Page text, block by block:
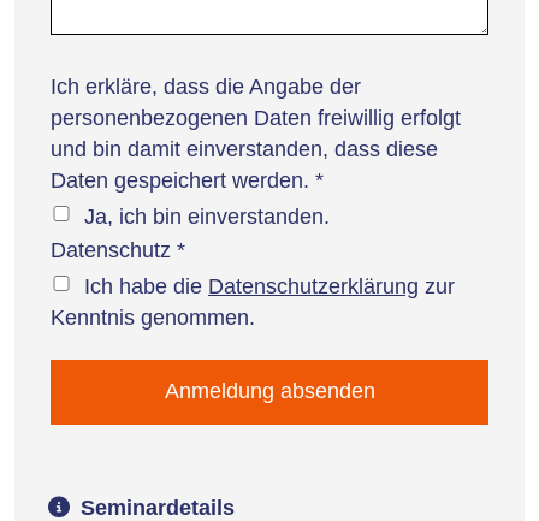
Ich erkläre, dass die Angabe der
personenbezogenen Daten freiwillig erfolgt
und bin damit einverstanden, dass diese
Daten gespeichert werden. *
Ja, ich bin einverstanden.
Datenschutz *
Ich habe die Datenschutzerklärung zur
Kenntnis genommen.
Seminardetails